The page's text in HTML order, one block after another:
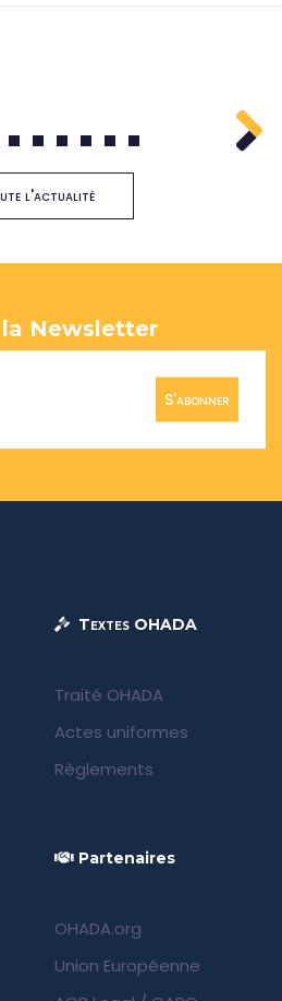
4 5 6 7 8 9
l'actualité
Newsletter
S'abonner
Textes OHADA
Traité OHADA
Actes uniformes
Règlements
Partenaires
OHADA.org
Union Européenne